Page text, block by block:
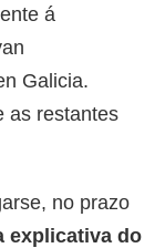
á
Galicia.
as restantes
no prazo
explicativa do